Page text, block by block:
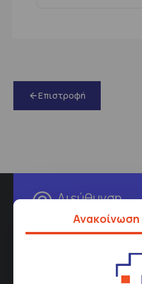
Ανακοίνωση
Επιστροφή
Διεύθυνση
Περιοχής